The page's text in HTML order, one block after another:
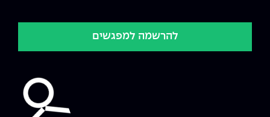
להרשמה למפגשים